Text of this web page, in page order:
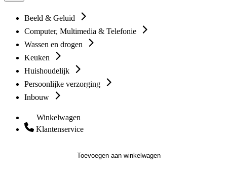
Beeld & Geluid
Computer, Multimedia & Telefonie
Wassen en drogen
Keuken
Huishoudelijk
Persoonlijke verzorging
Inbouw
Winkelwagen
Klantenservice
Toevoegen aan winkelwagen